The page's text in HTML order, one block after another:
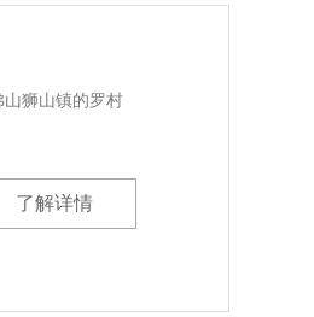
狮山镇的罗村
了解详情